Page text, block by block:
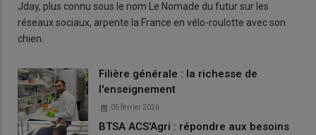
Jday, plus connu sous le nom Le Nomade du futur sur les
réseaux sociaux, arpente la France en vélo-roulotte avec son
chien.
Filière générale : la richesse de
l'enseignement
05 février 2026
BTSA ACS'Agri : répondre aux besoins